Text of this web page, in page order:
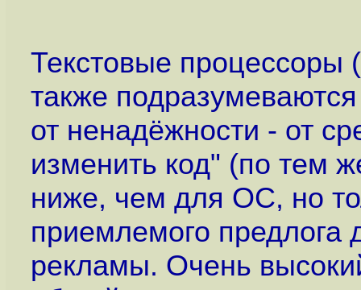
Текстовые процессоры
также
от ненадёжности - от
изменить код" (по тем
ниже, чем для ОС, но
приемлемого предлога
рекламы. Очень